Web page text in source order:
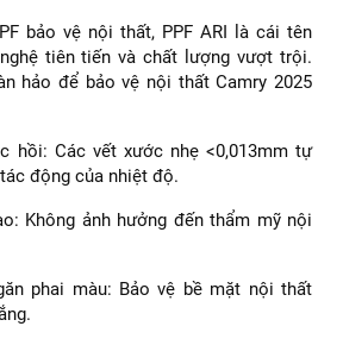
bảo vệ nội thất, PPF ARI là cái tên
tiên tiến và chất lượng vượt trội.
hảo để bảo vệ nội thất Camry 2025
hồi: Các vết xước nhẹ <0,013mm tự
động của nhiệt độ.
Không ảnh hưởng đến thẩm mỹ nội
phai màu: Bảo vệ bề mặt nội thất